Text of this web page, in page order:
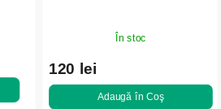
În stoc
120 lei
Adaugă în Coş